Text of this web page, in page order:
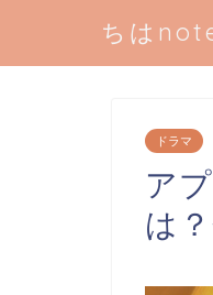
ちは
ドラマ
ア
は